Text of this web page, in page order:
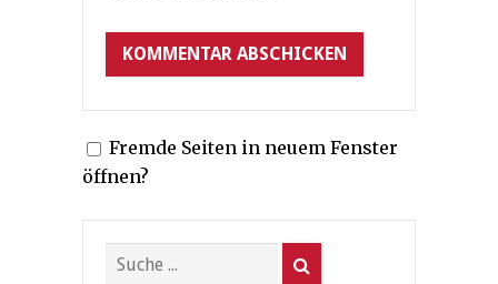
Fremde Seiten in neuem Fenster
öffnen?